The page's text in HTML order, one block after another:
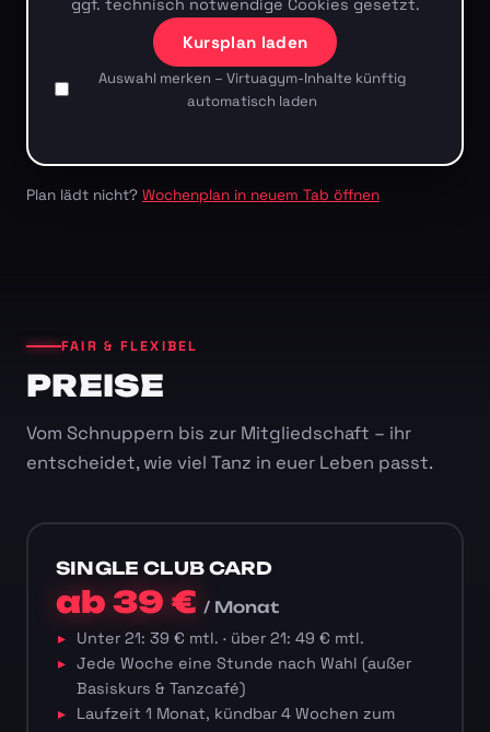
ggf. technisch notwendige Cookies gesetzt.
Kursplan laden
Auswahl merken – Virtuagym-Inhalte künftig
automatisch laden
Plan lädt nicht? Wochenplan in neuem Tab öffnen
FAIR & FLEXIBEL
PREISE
Vom Schnuppern bis zur Mitgliedschaft – ihr
entscheidet, wie viel Tanz in euer Leben passt.
SINGLE CLUB CARD
ab 39 €/ Monat
Unter 21: 39 € mtl. · über 21: 49 € mtl.
Jede Woche eine Stunde nach Wahl (außer
Basiskurs & Tanzcafé)
Laufzeit 1 Monat, kündbar 4 Wochen zum